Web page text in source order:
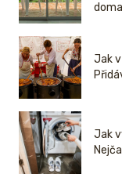
doma
Jak
Jak